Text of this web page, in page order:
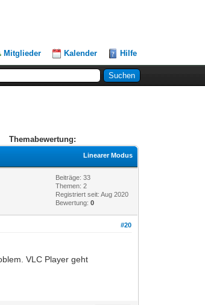
Mitglieder Kalender Hilfe
Themabewertung:
Linearer Modus
Beiträge: 33
Themen: 2
Registriert seit: Aug 2020
Bewertung:0
#20
VLC Player geht